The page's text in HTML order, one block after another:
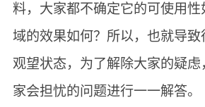
料，大家都不确定它的可使用性
域的效果如何？所以，也就导致
观望状态，为了解除大家的疑
家会担忧的问题进行一一解答。